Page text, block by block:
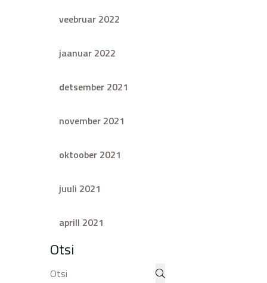
veebruar 2022
jaanuar 2022
detsember 2021
november 2021
oktoober 2021
juuli 2021
aprill 2021
Otsi